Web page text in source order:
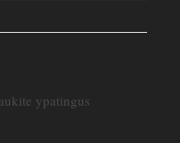
ypatingus